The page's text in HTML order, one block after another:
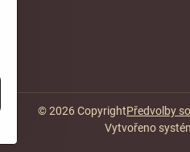
©2026CopyrightPředvolby
Vytvořeno